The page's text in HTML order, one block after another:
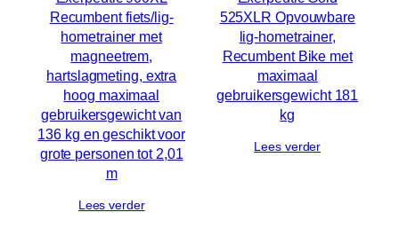
Recumbent fiets/lig-
hometrainer met
magneetrem,
hartslagmeting, extra
hoog maximaal
gebruikersgewicht van
136 kg en geschikt voor
grote personen tot 2,01
m
Lees verder
525XLR Opvouwbare
lig-hometrainer,
Recumbent Bike met
maximaal
gebruikersgewicht 181
kg
Lees verder